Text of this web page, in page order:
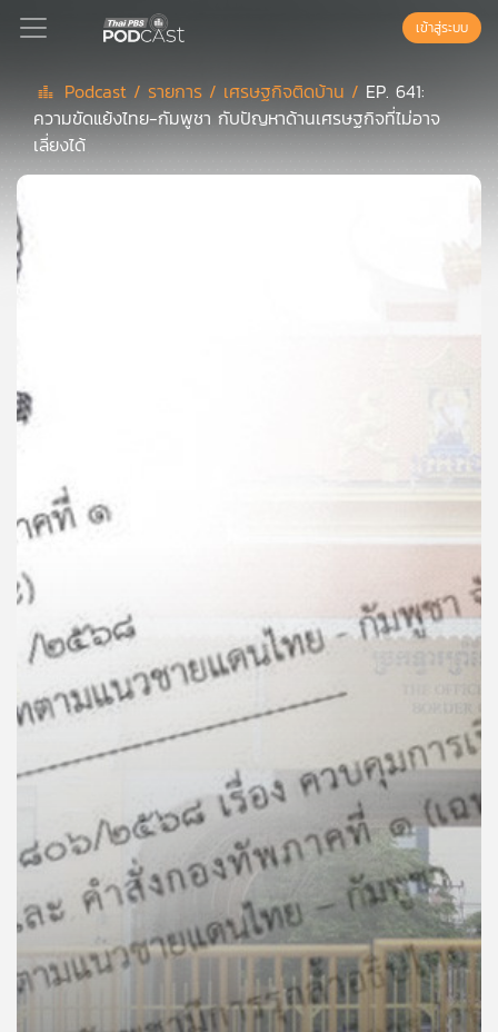
Podcast
ย์
ลิ
สต์
เพล
ย์
ลิ
คุณ
เพลง
บทความ
และ
กับ
เรา
เข้าสู่ระบบ
Podcast / รายการ / เศรษฐกิจติดบ้าน / EP. 641:
ความขัดแย้งไทย-กัมพูชา กับปัญหาด้านเศรษฐกิจที่ไม่อาจ
เลี่ยงได้